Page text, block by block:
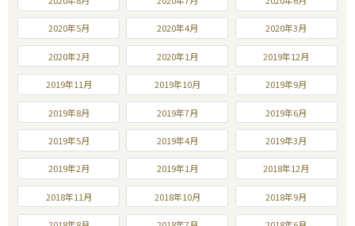
2020年5月 2020年4月 2020年3月
2020年2月 2020年1月 2019年12月
2019年11月 2019年10月 2019年9月
2019年8月 2019年7月 2019年6月
2019年5月 2019年4月 2019年3月
2019年2月 2019年1月 2018年12月
2018年11月 2018年10月 2018年9月